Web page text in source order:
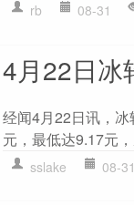
rb 08-31
4月22日冰
经闻4月22日讯，
元，最低达9.17元
sslake 08-31